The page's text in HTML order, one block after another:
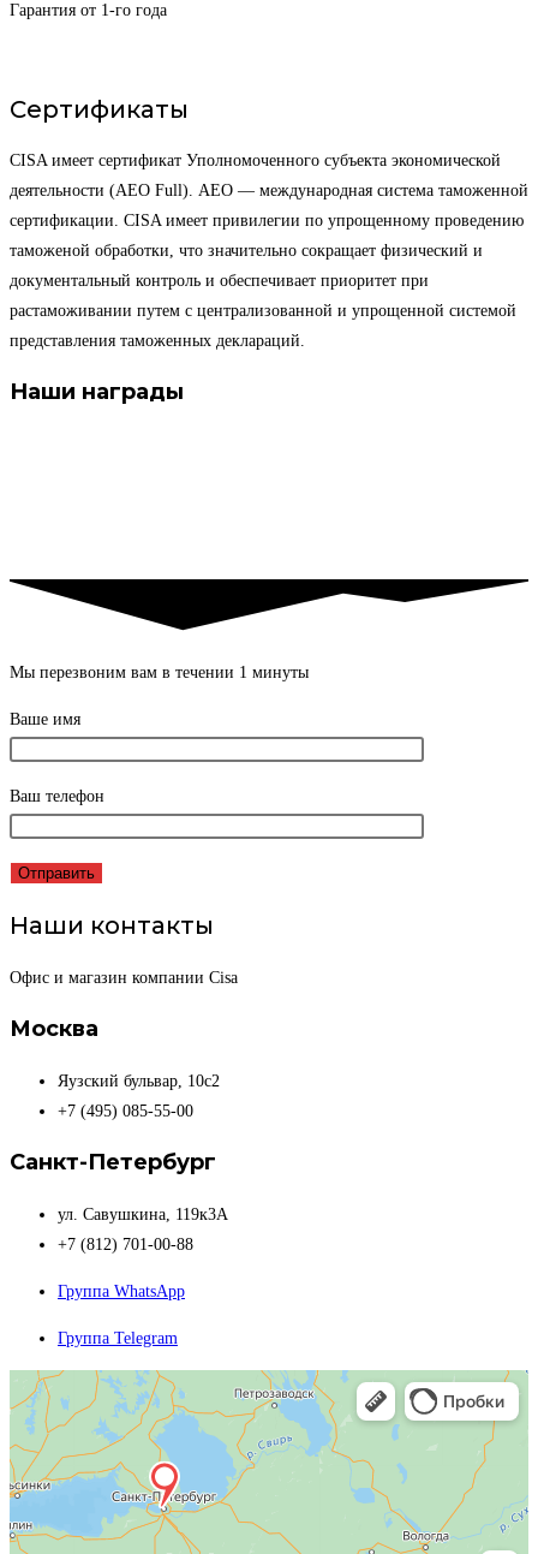
Гарантия от 1-го года
Сертификаты
CISA имеет сертификат Уполномоченного субъекта экономической
деятельности (AEO Full). AEO — международная система таможенной
сертификации. CISA имеет привилегии по упрощенному проведению
таможеной обработки, что значительно сокращает физический и
документальный контроль и обеспечивает приоритет при
растаможивании путем с централизованной и упрощенной системой
представления таможенных деклараций.
Наши награды
Мы перезвоним вам в течении 1 минуты
Ваше имя
Ваш телефон
Наши контакты
Офис и магазин компании Cisa
Москва
Яузский бульвар, 10с2
+7 (495) 085-55-00
Санкт-Петербург
ул. Савушкина, 119к3А
+7 (812) 701-00-88
Группа WhatsApp
Группа Telegram